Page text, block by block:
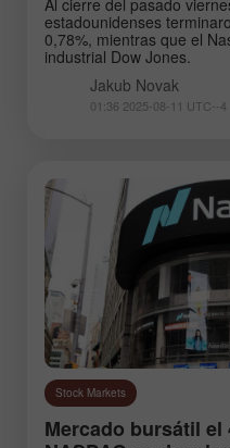
estadounidenses
0,78%, mientras que el
industrial Dow Jones.
Jakub Novak
01:36 2025-08-11 UTC--4
Stock Markets
Mercado bursátil el